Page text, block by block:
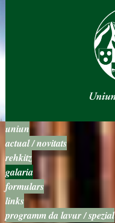
uniun
actual / novitats
rehkitz
galaria
formulars
links
programm da lavur / spezial